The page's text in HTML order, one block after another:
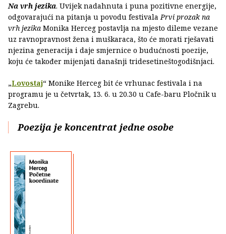
Na vrh jezika. Uvijek nadahnuta i puna pozitivne energije,
odgovarajući na pitanja u povodu festivala Prvi prozak na
vrh jezika Monika Herceg postavlja na mjesto dileme vezane
uz ravnopravnost žena i muškaraca, što će morati rješavati
njezina generacija i daje smjernice o budućnosti poezije,
koju će također mijenjati današnji tridesetineštogodišnjaci.
„Lovostaj“ Monike Herceg bit će vrhunac festivala i na
programu je u četvrtak, 13. 6. u 20.30 u Cafe-baru Pločnik u
Zagrebu.
Poezija je koncentrat jedne osobe